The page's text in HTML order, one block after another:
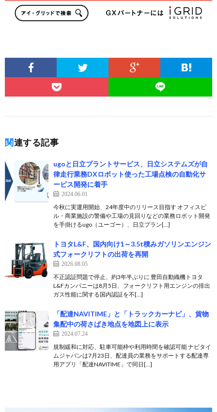
関連する記事
ugoと日立プラントサービス、日立システムズが自
律走行業務DXロボット使った工場点検の自動化サ
ービス開発に着手
2024.06.01
今秋に実運用開始、24年度中のリリース目指す オフィスビ
ル・商業施設の警備や工場の見回りなどの業務ロボット開発
を手掛けるugo（ユーゴー）、日立プラン[…]
トヨタL&F、国内向け1～3.5t積みガソリンエンジン
式フォークリフトの出荷を再開
2026.08.05
不正認証問題で停止、約3年半ぶりに 豊田自動織機トヨタ
L&Fカンパニーは8月5日、フォークリフト用エンジンの排出
ガス性能に関する国内認証を不[…]
「配達NAVITIME」と「トラックカーナビ」、貨物
集配中の荷さばき地点を地図上に表示
2024.07.24
規制緩和に対応、駐車可能枠や利用時間を確認可能 ナビタイ
ムジャパンは7月23日、配達員の業務をサポートする配達専
用アプリ「配達NAVITIME」で同日[…]